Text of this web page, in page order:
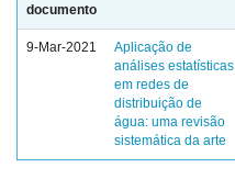
documento
9-Mar-2021
Aplicação de
análises estatísticas
em redes de
distribuição de
água: uma revisão
sistemática da arte